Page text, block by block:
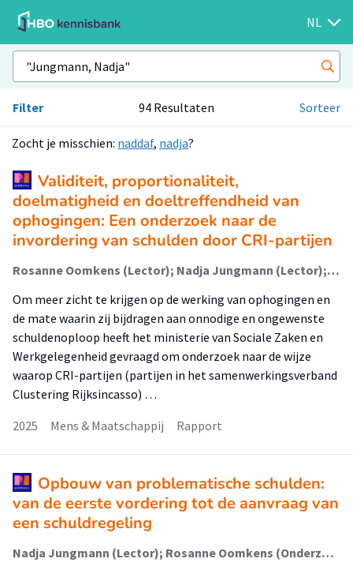
NL
Filter 94 Resultaten Sorteer
Zocht je misschien: naddaf, nadja?
Validiteit, proportionaliteit,
doelmatigheid en doeltreffendheid van
ophogingen: Een onderzoek naar de
invordering van schulden door CRI-partijen
Rosanne Oomkens (Lector); Nadja Jungmann (Lector); Susanne Tonnon (Onderzoeker); Paul Vroonhof
Om meer zicht te krijgen op de werking van ophogingen en
de mate waarin zij bijdragen aan onnodige en ongewenste
schuldenoploop heeft het ministerie van Sociale Zaken en
Werkgelegenheid gevraagd om onderzoek naar de wijze
waarop CRI-partijen (partijen in het samenwerkingsverband
Clustering Rijksincasso) …
2025
Mens & Maatschappij Rapport
Opbouw van problematische schulden:
van de eerste vordering tot de aanvraag van
een schuldregeling
Nadja Jungmann (Lector); Rosanne Oomkens (Onderzoeker); Anneke Suvee; Susanne Tonnon (Onderzoeker)